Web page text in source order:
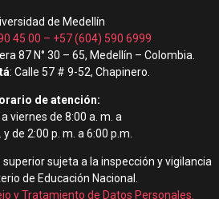
de Medellín
45 00 – +57 (604) 590 6999
87 N° 30 – 65, Medellín – Colombia.
: Calle 57 # 9-52, Chapinero.
de atención:
a viernes de 8:00 a. m. a
y de 2:00 p. m. a 6:00 p.m.
sujeta a la inspección y vigilancia
de Educación Nacional.
y Tratamiento de Datos Personales.